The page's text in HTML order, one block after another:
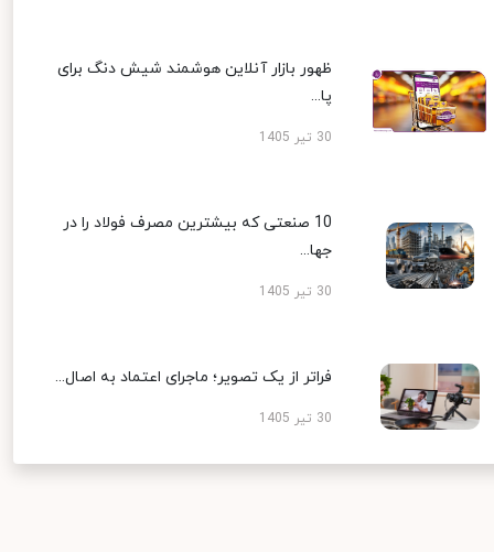
ظهور بازار آنلاین هوشمند شیش دنگ برای
پا...
30 تیر 1405
10 صنعتی که بیشترین مصرف فولاد را در
جها...
30 تیر 1405
فراتر از یک تصویر؛ ماجرای اعتماد به اصال...
30 تیر 1405